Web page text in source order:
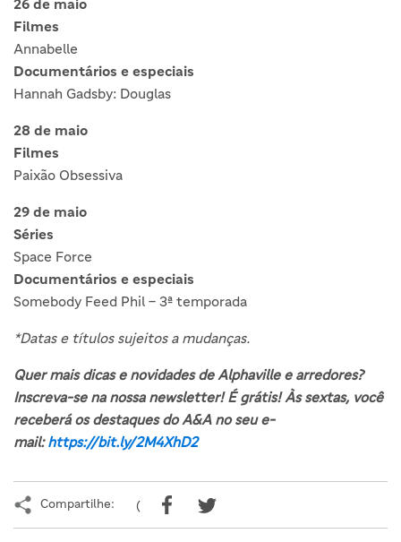
26 de maio
Filmes
Annabelle
Documentários e especiais
Hannah Gadsby: Douglas
28 de maio
Filmes
Paixão Obsessiva
29 de maio
Séries
Space Force
Documentários e especiais
Somebody Feed Phil – 3ª temporada
*Datas e títulos sujeitos a mudanças.
Quer mais dicas e novidades de Alphaville e arredores?
Inscreva-se na nossa newsletter! É grátis! Às sextas, você
receberá os destaques do A&A no seu e-
mail:https://bit.ly/2M4XhD2
Compartilhe: (